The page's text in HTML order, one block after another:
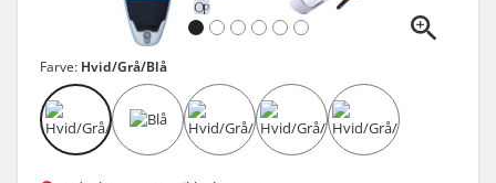
Farve: Hvid/Grå/Blå